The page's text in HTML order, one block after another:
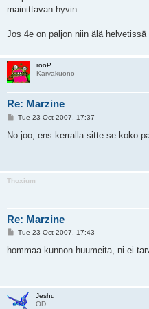
mainittavan hyvin.
Jos 4e on paljon niin älä
rooP
Karvakuono
Re: Marzine
P
s
Tue 23 Oct 2007, 17:37
No joo, ens kerralla sitte se koko
Thoxium
Re: Marzine
P
s
Tue 23 Oct 2007, 17:43
hommaa kunnon huumeita, ni ei
Jeshu
OD